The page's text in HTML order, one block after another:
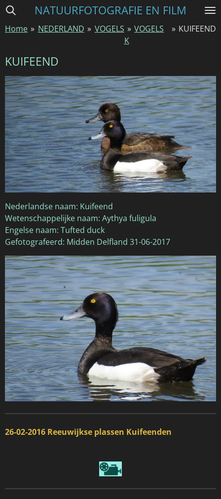
Ga
naar
hoofdinhoud
NATUURFOTOGRAFIE EN FILM
Home » NEDERLAND » VOGELS » VOGELS
K
» KUIFEEND
KUIFEEND
Nederlandse naam: Kuifeend
Wetenschappelijke naam: Aythya fuligula
Engelse naam: Tufted duck
Gefotografeerd: Midden Delfland 31-06-2017
26-02-2016 Reeuwijkse plassen Kuifeenden